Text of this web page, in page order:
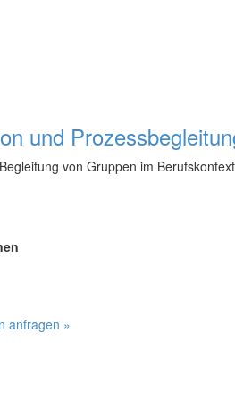
und
von Gruppen im
anfragen »